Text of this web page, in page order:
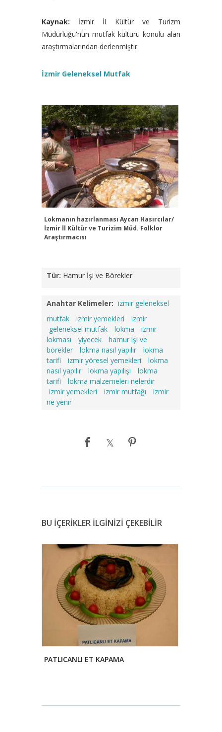
Kaynak: İzmir İl Kültür ve Turizm
Müdürlüğü'nün mutfak kültürü konulu alan
araştırmalarından derlenmiştir.
İzmir Geleneksel Mutfak
Lokmanın hazırlanması Aycan Hasırcılar/
İzmir İl Kültür ve Turizim Müd. Folklor
Araştırmacısı
Tür: Hamur İşi ve Börekler
Anahtar Kelimeler: izmir geleneksel
mutfak
izmir yemekleri
izmir
geleneksel mutfak
lokma
izmir
lokması
yiyecek
hamur işi ve
börekler
lokma nasıl yapılır
lokma
tarifi
izmir yöresel yemekleri
lokma
nasıl yapılır
lokma yapılışı
lokma
tarifi
lokma malzemeleri nelerdir
izmir yemekleri
izmir mutfağı
izmir
ne yenir
BU İÇERİKLER İLGİNİZİ ÇEKEBİLİR
PATLICANLI ET KAPAMA